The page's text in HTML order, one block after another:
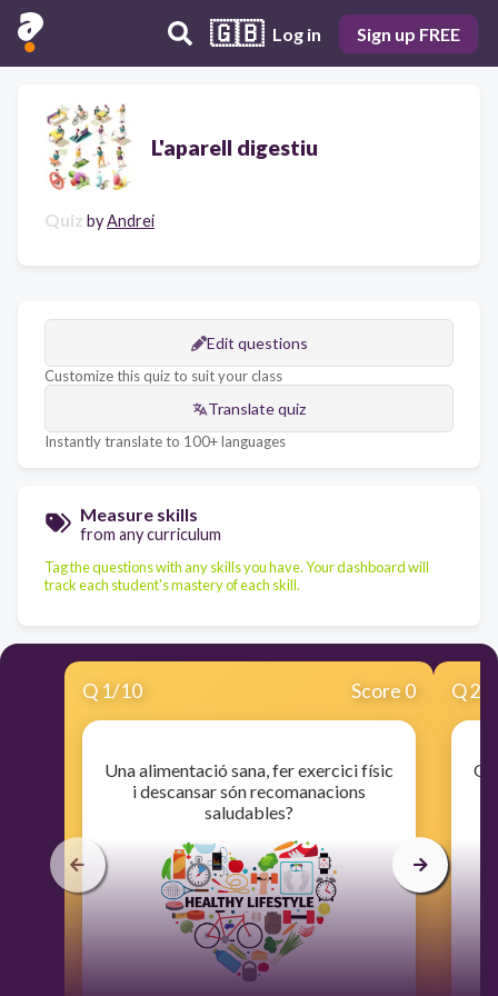
🇬🇧 Log in Sign up FREE
L'aparell digestiu
Quiz byAndrei
Edit questions
Customize this quiz to suit your class
Translate quiz
Instantly translate to 100+ languages
Measure skills
from any curriculum
Tag the questions with any skills you have. Your dashboard will
track each student's mastery of each skill.
Q 1/10 Score 0
Una alimentació sana, fer exercici físic
i descansar són recomanacions
saludables?
Q2